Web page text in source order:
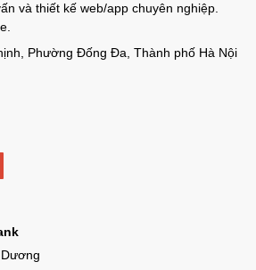
và thiết kế web/app chuyên nghiệp.
Phường Đống Đa, Thành phố Hà Nội